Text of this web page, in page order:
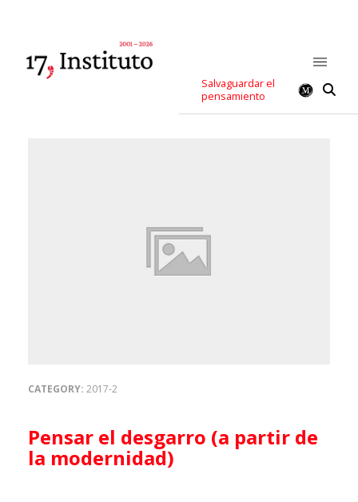
Salvaguardar el
pensamiento
CATEGORY: 2017-2
Pensar el desgarro (a partir de
la modernidad)